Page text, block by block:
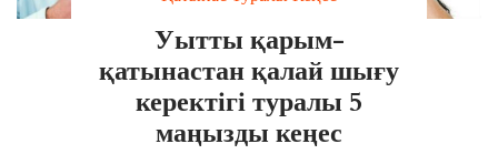
Уытты қарым-
қатынастан қалай шығу
керектігі туралы 5
маңызды кеңес